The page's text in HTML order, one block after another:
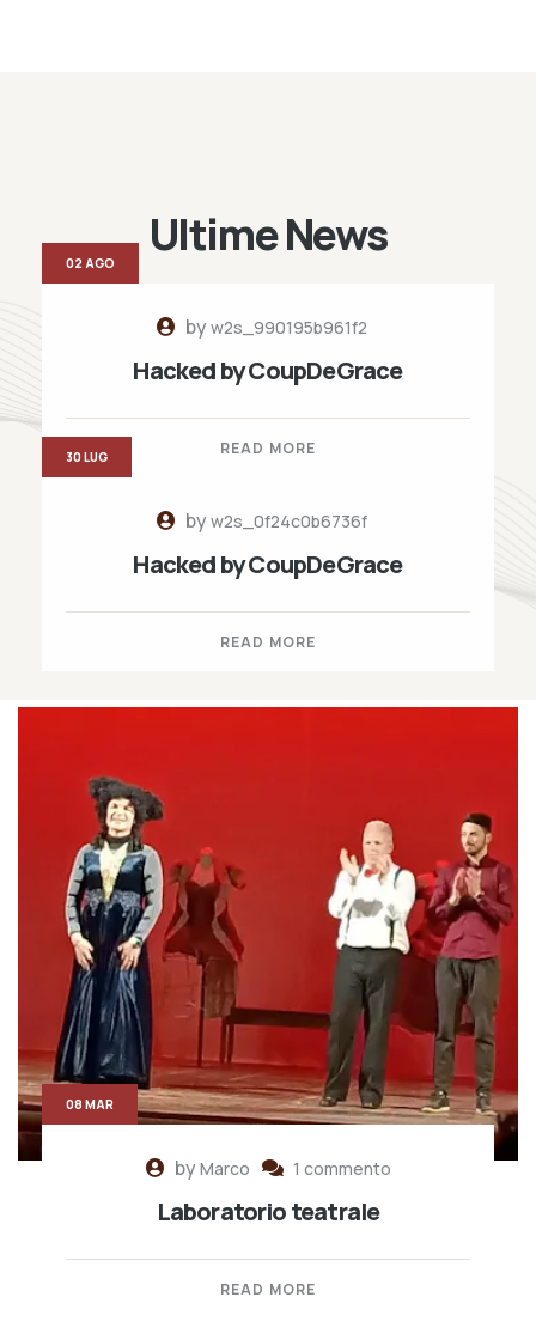
Ultime News
byw2s_990195b961f2
Hacked by CoupDeGrace
READ MORE
02 AGO
byw2s_0f24c0b6736f
Hacked by CoupDeGrace
READ MORE
30 LUG
byMarco 1 commento
Laboratorio teatrale
READ MORE
08 MAR